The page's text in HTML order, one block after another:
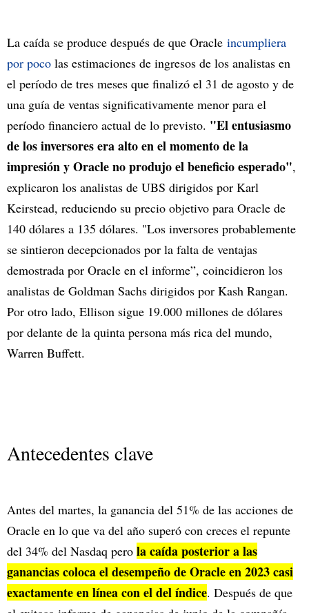
La caída se produce después de que Oracle incumpliera
por poco las estimaciones de ingresos de los analistas en
el período de tres meses que finalizó el 31 de agosto y de
una guía de ventas significativamente menor para el
período financiero actual de lo previsto. "El entusiasmo
de los inversores era alto en el momento de la
impresión y Oracle no produjo el beneficio esperado",
explicaron los analistas de UBS dirigidos por Karl
Keirstead, reduciendo su precio objetivo para Oracle de
140 dólares a 135 dólares. "Los inversores probablemente
se sintieron decepcionados por la falta de ventajas
demostrada por Oracle en el informe”, coincidieron los
analistas de Goldman Sachs dirigidos por Kash Rangan.
Por otro lado, Ellison sigue 19.000 millones de dólares
por delante de la quinta persona más rica del mundo,
Warren Buffett.
Antecedentes clave
Antes del martes, la ganancia del 51% de las acciones de
Oracle en lo que va del año superó con creces el repunte
del 34% del Nasdaq pero la caída posterior a las
ganancias coloca el desempeño de Oracle en 2023 casi
exactamente en línea con el del índice. Después de que